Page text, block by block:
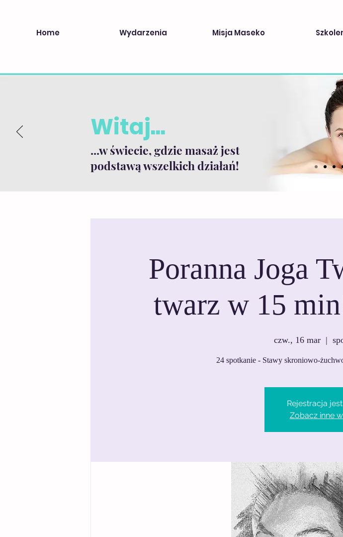
Home Wydarzenia Misja Maseko
Witaj...
...w świecie, gdzie masaż jest
podstawą wszelkich działań!
Poranna Joga
twarz w 15
czw., 16 mar
  |
24 spotkanie - Stawy skroniowo-
Rejestracja
Zobacz inne